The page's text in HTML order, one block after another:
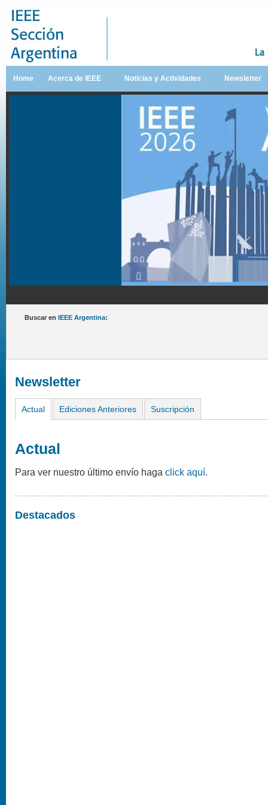
Home Acerca de IEEE Noticias y Actividades Newsletter
Buscar en IEEE Argentina:
Newsletter
Actual Ediciones Anteriores Suscripción
Actual
Para ver nuestro último envío haga click aquí.
Destacados